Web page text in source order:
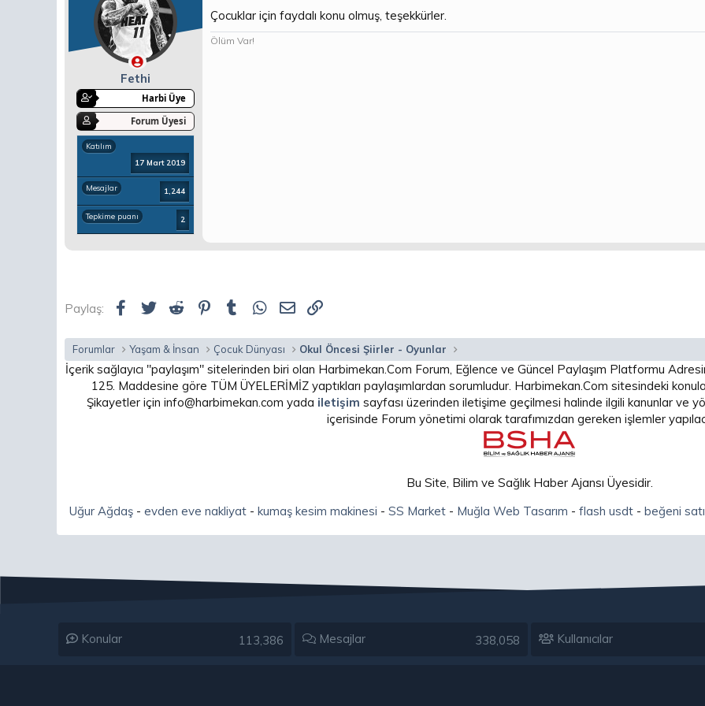
Fethi
Harbi Üye
Forum Üyesi
Katılım
17 Mart 2019
Mesajlar 1,244
Tepkime puanı 2
Çocuklar için faydalı konu olmuş, teşekkürler.
Ölüm Var!
Paylaş: Facebook
TwitterReddit Pinterest
Tumblr WhatsApp
E-posta
Forumlar Yaşam & İnsan Çocuk Dünyası Okul Öncesi Şiirler - Oyunlar
İçerik sağlayıcı "paylaşım" sitelerinden biri olan Harbimekan.Com Forum, Eğlence ve Güncel Paylaşım Platformu
125. Maddesine göre TÜM ÜYELERİMİZ yaptıkları paylaşımlardan sorumludur. Harbimekan.Com sitesindeki
Şikayetler için info@harbimekan.com yada iletişim sayfası üzerinden iletişime geçilmesi halinde ilgili kanunlar ve
içerisinde Forum yönetimi olarak tarafımızdan gereken işlemler
Bu Site, Bilim ve Sağlık Haber Ajansı Üyesidir.
Uğur Ağdaş- evden eve nakliyat- kumaş kesim makinesi - SS Market- Muğla Web Tasarım - flash usdt- beğeni
Konular 113,386 Mesajlar 338,058 Kullanıcılar